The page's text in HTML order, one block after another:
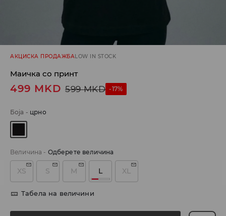
АКЦИСКА ПРОДАЖБАLOW IN STOCK
Маичка со принт
499 MKD 599 MKD -17%
Боја - црно
Величина - Одберете величина
XS S M L XL
Табела на величини